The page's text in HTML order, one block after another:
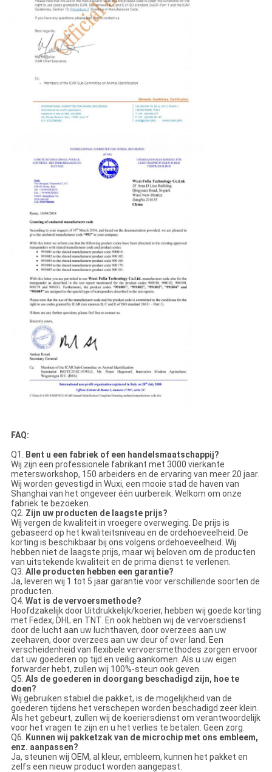
FAQ:
Q1.
Bent u een fabriek of een handelsmaatschappij?
Wij zijn een professionele fabrikant met 3000 vierkante
metersworkshop, 150 arbeiders en de ervaring van meer 20 jaar.
Wij worden gevestigd in Wuxi, een mooie stad de haven van
Shanghai van het ongeveer één uurbereik. Welkom om onze
fabriek te bezoeken.
Q2. Zijn uw producten de laagste prijs?
Wij vergen de kwaliteit in vroegere overweging. De prijs is
gebaseerd op het kwaliteitsniveau en de ordehoeveelheid. De
korting is beschikbaar bij ons volgens ordehoeveelheid. Wij
hebben niet de laagste prijs, maar wij beloven om de producten
van uitstekende kwaliteit en de prima dienst te verlenen.
Q3. Alle producten hebben een garantie?
Ja, leveren wij 1 tot 5 jaar garantie voor verschillende soorten de
producten.
Q4. Wat is de vervoersmethode?
Hoofdzakelijk door Uitdrukkelijk/koerier, hebben wij goede korting
met Fedex, DHL en TNT. En ook hebben wij de vervoersdienst
door de lucht aan uw luchthaven, door overzees aan uw
zeehaven, door overzees aan uw deur of over land. Een
verscheidenheid van flexibele vervoersmethodes zorgen ervoor
dat uw goederen op tijd en veilig aankomen. Als u uw eigen
forwarder hebt, zullen wij 100%-steun ook geven.
Q5. Als de goederen in doorgang beschadigd zijn, hoe te
doen?
Wij gebruiken stabiel die pakket, is de mogelijkheid van de
goederen tijdens het verschepen worden beschadigd zeer klein.
Als het gebeurt, zullen wij de koeriersdienst om verantwoordelijk
voor het vragen te zijn en u het verlies te betalen. Geen zorg.
Q6.
Kunnen wij pakketzak van de microchip met ons embleem,
enz. aanpassen?
Ja, steunen wij OEM, al kleur, embleem, kunnen het pakket en
zelfs een nieuw product worden aangepast.